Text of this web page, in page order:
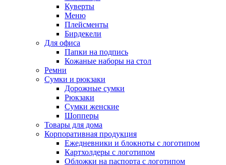
Куверты
Меню
Плейсменты
Бирдекели
Для офиса
Папки на подпись
Кожаные наборы на стол
Ремни
Сумки и рюкзаки
Дорожные сумки
Рюкзаки
Сумки женские
Шопперы
Товары для дома
Корпоративная продукция
Ежедневники и блокноты с логотипом
Картхолдеры с логотипом
Обложки на паспорта с логотипом